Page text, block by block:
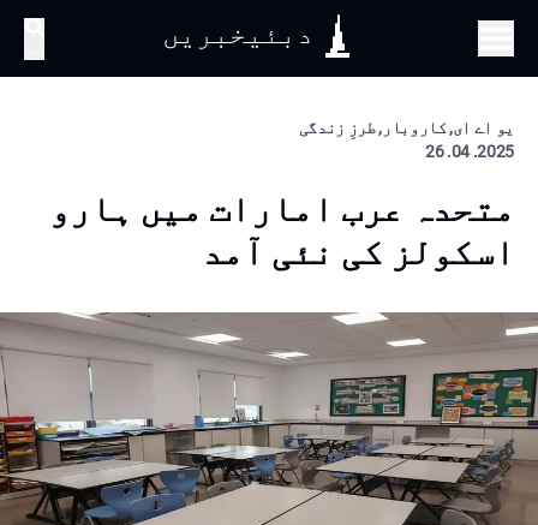
دبئیخبریں
یو اے ای, کاروبار, طرزِ زندگی
2025. 04. 26
متحدہ عرب امارات میں ہارو
اسکولز کی نئی آمد